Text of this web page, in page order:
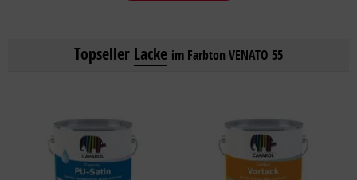
Topseller Lacke im Farbton VENATO 55